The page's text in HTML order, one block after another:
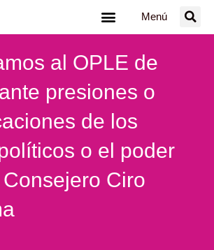
Menú
al OPLE de
presiones o
de los
o el poder
Ciro